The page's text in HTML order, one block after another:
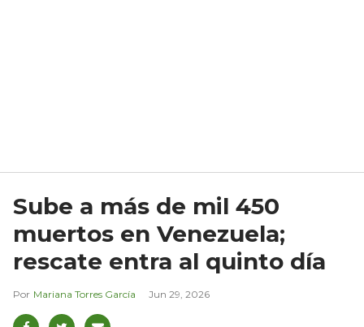
Sube a más de mil 450
muertos en Venezuela;
rescate entra al quinto día
Mariana Torres García Jun 29, 2026